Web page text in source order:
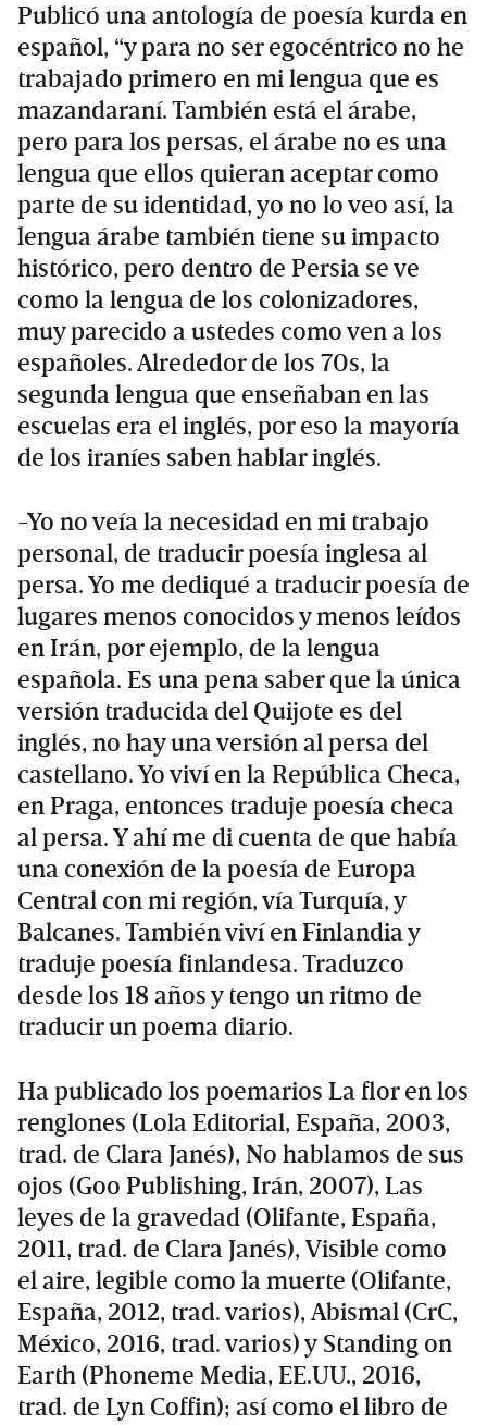
Publicó una antología de poesía kurda en
español, “y para no ser egocéntrico no he
trabajado primero en mi lengua que es
mazandaraní. También está el árabe,
pero para los persas, el árabe no es una
lengua que ellos quieran aceptar como
parte de su identidad, yo no lo veo así, la
lengua árabe también tiene su impacto
histórico, pero dentro de Persia se ve
como la lengua de los colonizadores,
muy parecido a ustedes como ven a los
españoles. Alrededor de los 70s, la
segunda lengua que enseñaban en las
escuelas era el inglés, por eso la mayoría
de los iraníes saben hablar inglés.
-Yo no veía la necesidad en mi trabajo
personal, de traducir poesía inglesa al
persa. Yo me dediqué a traducir poesía de
lugares menos conocidos y menos leídos
en Irán, por ejemplo, de la lengua
española. Es una pena saber que la única
versión traducida del Quijote es del
inglés, no hay una versión al persa del
castellano. Yo viví en la República Checa,
en Praga, entonces traduje poesía checa
al persa. Y ahí me di cuenta de que había
una conexión de la poesía de Europa
Central con mi región, vía Turquía, y
Balcanes. También viví en Finlandia y
traduje poesía finlandesa. Traduzco
desde los 18 años y tengo un ritmo de
traducir un poema diario.
Ha publicado los poemarios La flor en los
renglones (Lola Editorial, España, 2003,
trad. de Clara Janés), No hablamos de sus
ojos (Goo Publishing, Irán, 2007), Las
leyes de la gravedad (Olifante, España,
2011, trad. de Clara Janés), Visible como
el aire, legible como la muerte (Olifante,
España, 2012, trad. varios), Abismal (CrC,
México, 2016, trad. varios) y Standing on
Earth (Phoneme Media, EE.UU., 2016,
trad. de Lyn Coffin); así como el libro de